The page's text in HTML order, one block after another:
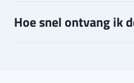
Hoe snel ontvang ik